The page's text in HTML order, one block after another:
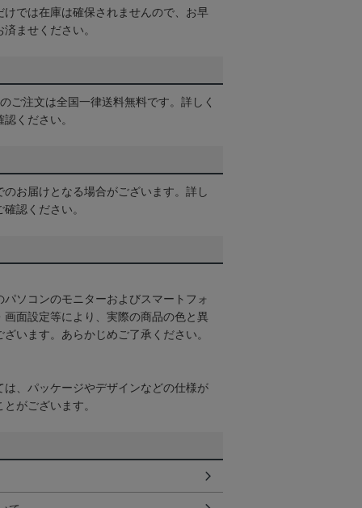
けでは在庫は確保されませんので、お早
ませください。
ご注文は全国一律送料無料です。詳しく
認ください。
お届けとなる場合がございます。詳し
確認ください。
ソコンのモニターおよびスマートフォ
画面設定等により、実際の商品の色と異
います。あらかじめご了承ください。
は、パッケージやデザインなどの仕様が
がございます。